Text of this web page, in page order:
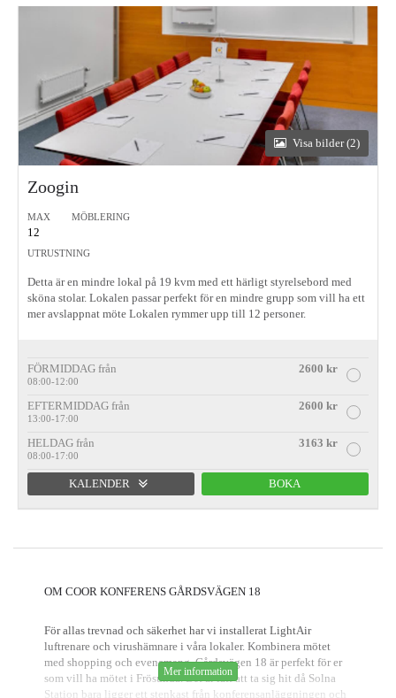
Visa bilder (2)
Zoogin
MAX
12
MÖBLERING
UTRUSTNING
Detta är en mindre lokal på 19 kvm med ett härligt styrelsebord med
sköna stolar. Lokalen passar perfekt för en mindre grupp som vill ha ett
mer avslappnat möte Lokalen rymmer upp till 12 personer.
FÖRMIDDAG från 2600 kr
08:00-12:00
EFTERMIDDAG från 2600 kr
13:00-17:00
HELDAG från 3163 kr
08:00-17:00
KALENDER BOKA
OM COOR KONFERENS GÅRDSVÄGEN 18
För allas trevnad och säkerhet har vi installerat LightAir
luftrenare och virushämnare i våra lokaler. Kombinera mötet
med shopping och evenemang. Gårdsvägen 18 är perfekt för er
som vill ha mötet i Frösunda. Det är lätt att ta sig hit då Solna
Station bara ligger ett stenkast från konferensanläggningen och
Mer information